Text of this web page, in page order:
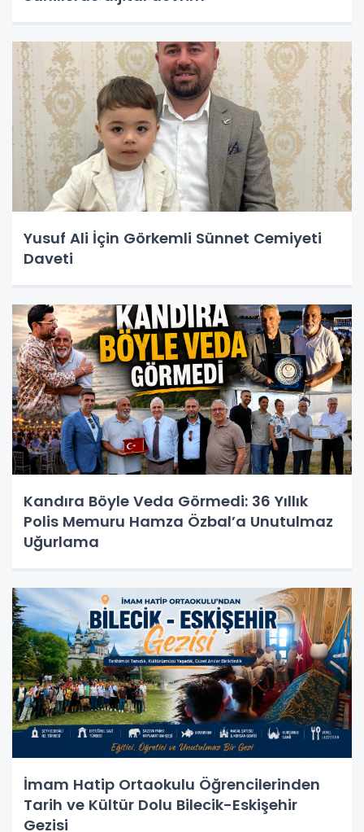
Yusuf Ali İçin Görkemli Sünnet Cemiyeti
Daveti
Kandıra Böyle Veda Görmedi: 36 Yıllık
Polis Memuru Hamza Özbal’a Unutulmaz
Uğurlama
İmam Hatip Ortaokulu Öğrencilerinden
Tarih ve Kültür Dolu Bilecik-Eskişehir
Gezisi